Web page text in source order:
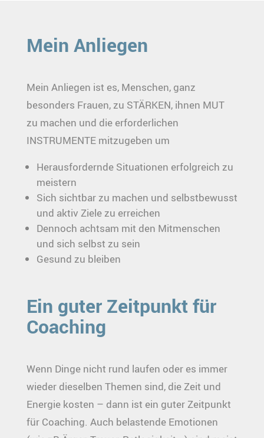
Mein Anliegen
Mein Anliegen ist es, Menschen, ganz
besonders Frauen, zu STÄRKEN, ihnen MUT
zu machen und die erforderlichen
INSTRUMENTE mitzugeben um
Herausfordernde Situationen erfolgreich zu
meistern
Sich sichtbar zu machen und selbstbewusst
und aktiv Ziele zu erreichen
Dennoch achtsam mit den Mitmenschen
und sich selbst zu sein
Gesund zu bleiben
Ein guter Zeitpunkt für
Coaching
Wenn Dinge nicht rund laufen oder es immer
wieder dieselben Themen sind, die Zeit und
Energie kosten – dann ist ein guter Zeitpunkt
für Coaching. Auch belastende Emotionen